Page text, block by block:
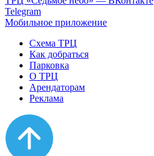
Telegram
Мобильное приложение
Схема ТРЦ
Как добраться
Парковка
О ТРЦ
Арендаторам
Реклама